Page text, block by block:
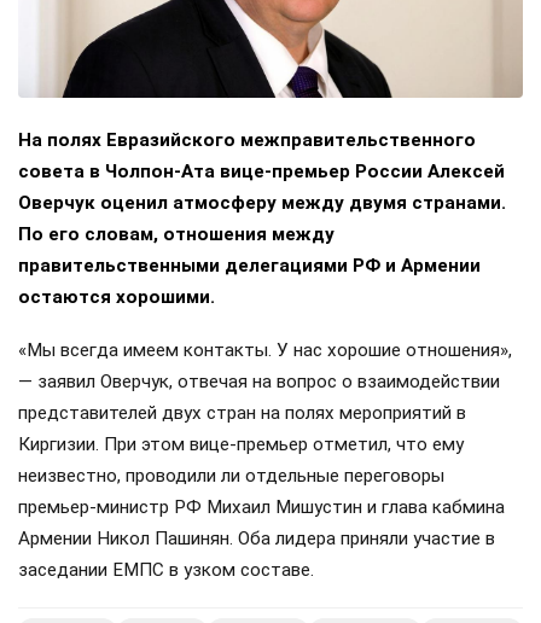
На полях Евразийского межправительственного
совета в Чолпон-Ата вице-премьер России Алексей
Оверчук оценил атмосферу между двумя странами.
По его словам, отношения между
правительственными делегациями РФ и Армении
остаются хорошими.
«Мы всегда имеем контакты. У нас хорошие отношения»,
— заявил Оверчук, отвечая на вопрос о взаимодействии
представителей двух стран на полях мероприятий в
Киргизии. При этом вице-премьер отметил, что ему
неизвестно, проводили ли отдельные переговоры
премьер-министр РФ Михаил Мишустин и глава кабмина
Армении Никол Пашинян. Оба лидера приняли участие в
заседании ЕМПС в узком составе.